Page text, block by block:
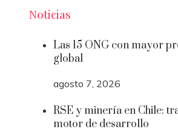
Noticias
Las 15 ONG con mayor
global
agosto 7, 2026
RSE y minería en Chile:
motor de desarrollo